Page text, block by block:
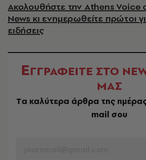
Ακολουθήστε την Athens Voice
News κι ενημερωθείτε πρώτοι
ειδήσεις
ΕΓΓΡΑΦΕΙΤΕ ΣΤΟ
ΜΑΣ
Tα καλύτερα άρθρα της
mail σου